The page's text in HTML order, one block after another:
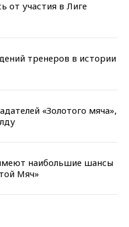
от участия в Лиге
тренеров в истории
«Золотого мяча»,
наибольшие шансы
Мяч»